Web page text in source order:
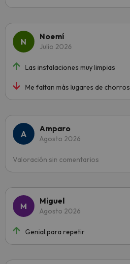
Noemí
Julio 2026
Las instalaciones muy limpias
Me faltan más lugares de chorros
Amparo
Agosto 2026
Valoración sin comentarios
Miguel
Agosto 2026
Genial.para repetir